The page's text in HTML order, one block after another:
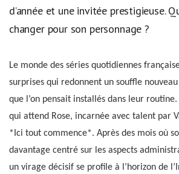
d’année et une invitée prestigieuse.
changer pour son personnage ?
Le monde des séries quotidiennes
surprises qui redonnent un souffle
que l’on pensait installés dans leur
qui attend Rose, incarnée avec talent par
*Ici tout commence*. Après des mois où
davantage centré sur les aspects
un virage décisif se profile à l’horizon de